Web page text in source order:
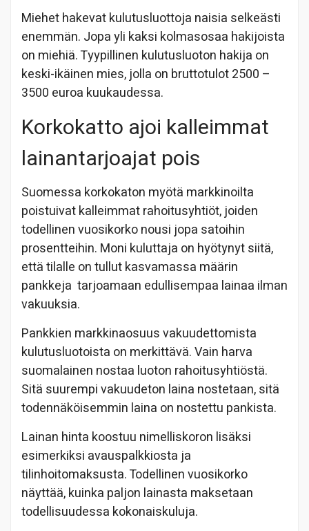
Miehet hakevat kulutusluottoja naisia selkeästi
enemmän. Jopa yli kaksi kolmasosaa hakijoista
on miehiä. Tyypillinen kulutusluoton hakija on
keski-ikäinen mies, jolla on bruttotulot 2500 –
3500 euroa kuukaudessa.
Korkokatto ajoi kalleimmat
lainantarjoajat pois
Suomessa korkokaton myötä markkinoilta
poistuivat kalleimmat rahoitusyhtiöt, joiden
todellinen vuosikorko nousi jopa satoihin
prosentteihin. Moni kuluttaja on hyötynyt siitä,
että tilalle on tullut kasvamassa määrin
pankkeja tarjoamaan edullisempaa lainaa ilman
vakuuksia.
Pankkien markkinaosuus vakuudettomista
kulutusluotoista on merkittävä. Vain harva
suomalainen nostaa luoton rahoitusyhtiöstä.
Sitä suurempi vakuudeton laina nostetaan, sitä
todennäköisemmin laina on nostettu pankista.
Lainan hinta koostuu nimelliskoron lisäksi
esimerkiksi avauspalkkiosta ja
tilinhoitomaksusta. Todellinen vuosikorko
näyttää, kuinka paljon lainasta maksetaan
todellisuudessa kokonaiskuluja.